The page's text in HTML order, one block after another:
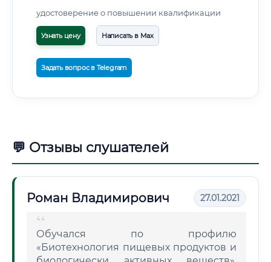
удостоверение о повышении квалификации
Узнать цену Написать в Max
Задать вопрос в Telegram
💬 Отзывы слушателей
Роман Владимирович 27.01.2021
Обучался по профилю
«Биотехнология пищевых продуктов и